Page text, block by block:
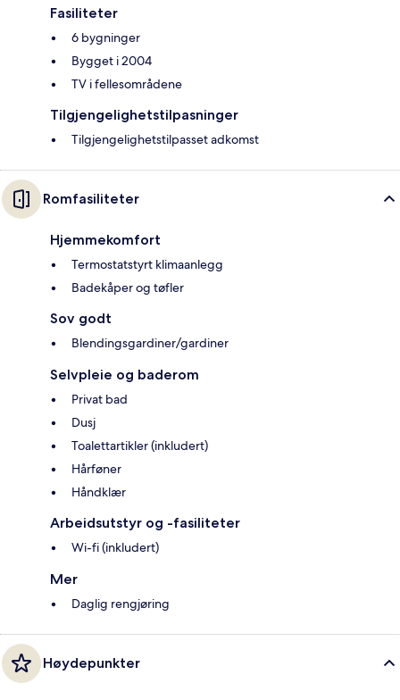
Fasiliteter
6 bygninger
Bygget i 2004
TV i fellesområdene
Tilgjengelighetstilpasninger
Tilgjengelighetstilpasset adkomst
Romfasiliteter
Hjemmekomfort
Termostatstyrt klimaanlegg
Badekåper og tøfler
Sov godt
Blendingsgardiner/gardiner
Selvpleie og baderom
Privat bad
Dusj
Toalettartikler (inkludert)
Hårføner
Håndklær
Arbeidsutstyr og -fasiliteter
Wi-fi (inkludert)
Mer
Daglig rengjøring
Høydepunkter